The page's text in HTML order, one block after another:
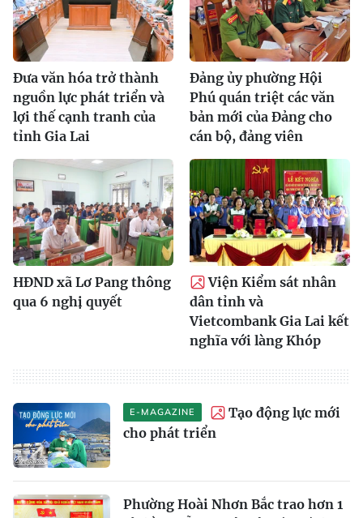
Đưa văn hóa trở thành
nguồn lực phát triển và
lợi thế cạnh tranh của
tỉnh Gia Lai
Đảng ủy phường Hội
Phú quán triệt các văn
bản mới của Đảng cho
cán bộ, đảng viên
HĐND xã Lơ Pang thông
qua 6 nghị quyết
Viện Kiểm sát nhân
dân tỉnh và
Vietcombank Gia Lai kết
nghĩa với làng Khóp
E-MAGAZINE
Tạo động lực mới
cho phát triển
Phường Hoài Nhơn Bắc trao hơn 1